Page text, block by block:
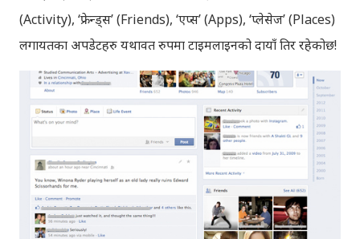
(Activity), ‘फ्रेन्ड्स’ (Friends), ‘एप्स’ (Apps), ‘प्लेसेज’ (Places)
लगायतका अपडेटहरु यथावत रुपमा टाइमलाइनको दायाँ तिर रहेकोछ!